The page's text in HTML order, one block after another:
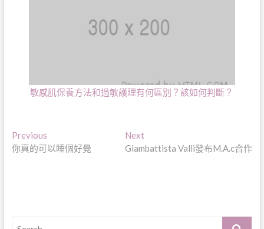
敏感肌保養方法和過敏護理有何區別？該如何判斷？
文
章
PreviousPrevious
post:
你真的可以睡個好覺
NextNext
post:
Giambattista Valli發布M.A.c合作
Search